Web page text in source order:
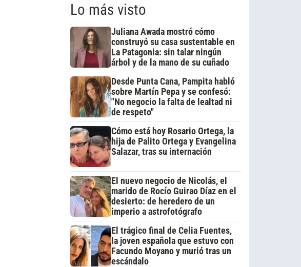
Lo más visto
Juliana Awada mostró cómo
construyó su casa sustentable en
La Patagonia: sin talar ningún
árbol y de la mano de su cuñado
Desde Punta Cana, Pampita habló
sobre Martín Pepa y se confesó:
"No negocio la falta de lealtad ni
de respeto"
Cómo está hoy Rosario Ortega, la
hija de Palito Ortega y Evangelina
Salazar, tras su internación
El nuevo negocio de Nicolás, el
marido de Rocío Guirao Díaz en el
desierto: de heredero de un
imperio a astrofotógrafo
El trágico final de Celia Fuentes,
la joven española que estuvo con
Facundo Moyano y murió tras un
escándalo